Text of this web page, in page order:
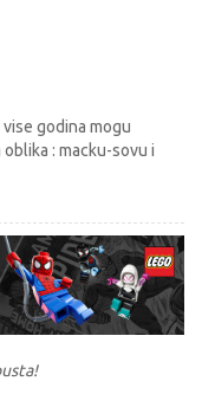
godina mogu
: macku-sovu i